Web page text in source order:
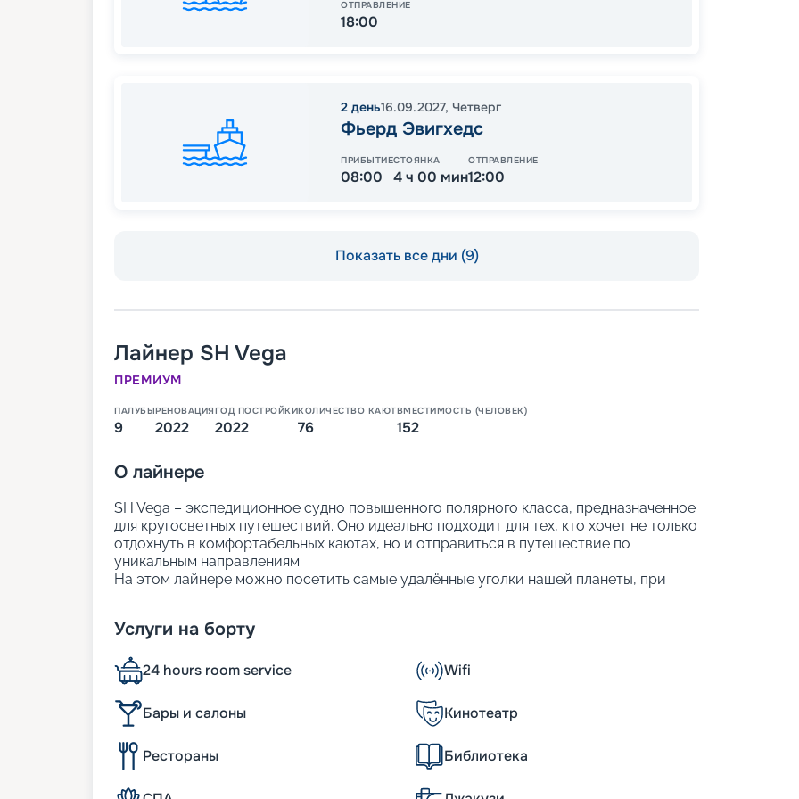
ОТПРАВЛЕНИЕ
18:00
2 день16.09.2027, Четверг
Фьерд Эвигхедс
ПРИБЫТИЕ
08:00
СТОЯНКА
4 ч 00 мин
ОТПРАВЛЕНИЕ
12:00
Показать все дни (9)
Лайнер SH Vega
ПРЕМИУМ
ПАЛУБЫ
9
РЕНОВАЦИЯ
2022
ГОД ПОСТРОЙКИ
2022
КОЛИЧЕСТВО КАЮТ
76
ВМЕСТИМОСТЬ (ЧЕЛОВЕК)
152
О лайнере
SH Vega – экспедиционное судно повышенного полярного класса, предназначенное
для кругосветных путешествий. Оно идеально подходит для тех, кто хочет не только
отдохнуть в комфортабельных каютах, но и отправиться в путешествие по
уникальным направлениям.
На этом лайнере можно посетить самые удалённые уголки нашей планеты, при
В навигации 2024-2026 года туристы могут выбрать круиз по Антарктике и
Аргентина, Антарктида и Чили.
На нашем сайте вы можете узнать всю подробную информацию о лайнере:
маршруты и цены на них, виды кают и инфраструктуру судна. Забронировать круиз
можно онлайн.
Размещение на борту
Услуги на борту
24 hours room service Wifi
Бары и салоны Кинотеатр
Рестораны Библиотека